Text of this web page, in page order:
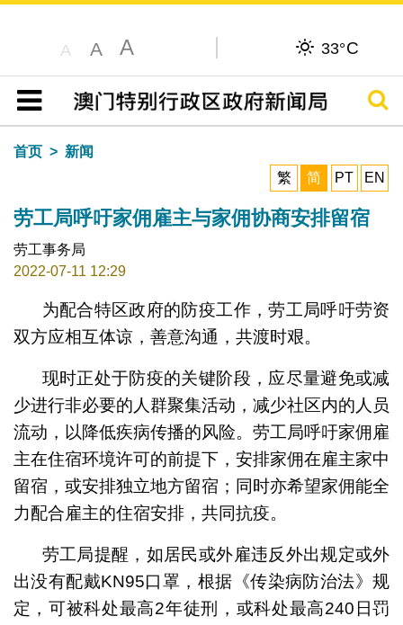
A A A 33°C
目录
搜寻
首页
新闻
繁
简 PT EN
劳工局呼吁家佣雇主与家佣协商安排留宿
劳工事务局
2022-07-11 12:29
为配合特区政府的防疫工作，劳工局呼吁劳资
双方应相互体谅，善意沟通，共渡时艰。
现时正处于防疫的关键阶段，应尽量避免或减
少进行非必要的人群聚集活动，减少社区内的人员
流动，以降低疾病传播的风险。劳工局呼吁家佣雇
主在住宿环境许可的前提下，安排家佣在雇主家中
留宿，或安排独立地方留宿；同时亦希望家佣能全
力配合雇主的住宿安排，共同抗疫。
劳工局提醒，如居民或外雇违反外出规定或外
出没有配戴KN95口罩，根据《传染病防治法》规
定，可被科处最高2年徒刑，或科处最高240日罚